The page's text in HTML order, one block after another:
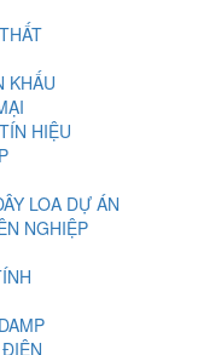
KHẤU
HIỆU
LOA DỰ ÁN
NGHIỆP